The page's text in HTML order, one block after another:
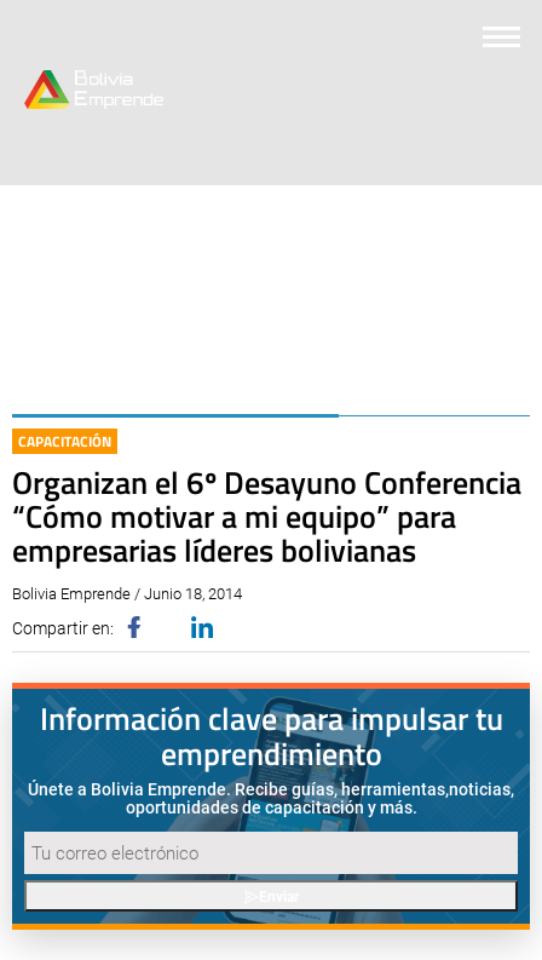
CAPACITACIÓN
Organizan el 6º Desayuno Conferencia
“Cómo motivar a mi equipo” para
empresarias líderes bolivianas
Bolivia Emprende / Junio 18, 2014
Compartir en:
Información clave para impulsar tu
emprendimiento
Únete a Bolivia Emprende. Recibe guías, herramientas,noticias,
oportunidades de capacitación y más.